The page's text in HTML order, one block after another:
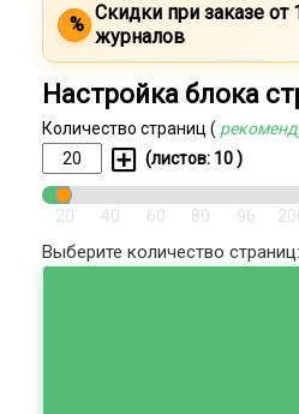
%
Скидки при заказе от
журналов
Настройка блока
Количество страниц (
(листов: 10 )
20 40 60 80 96
Выберите количество страниц: